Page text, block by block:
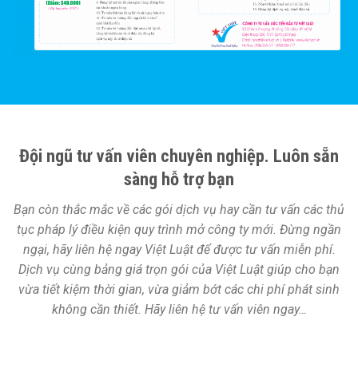
Đội ngũ tư vấn viên chuyên nghiệp. Luôn sẵn
sàng hỗ trợ bạn
Bạn còn thắc mắc về các gói dịch vụ hay cần tư vấn các thủ
tục pháp lý điều kiện quy trình mở công ty mới. Đừng ngần
ngại, hãy liên hệ ngay Việt Luật để được tư vấn miễn phí.
Dịch vụ cùng bảng giá trọn gói của Việt Luật giúp cho bạn
vừa tiết kiệm thời gian, vừa giảm bớt các chi phí phát sinh
không cần thiết. Hãy liên hệ tư vấn viên ngay…